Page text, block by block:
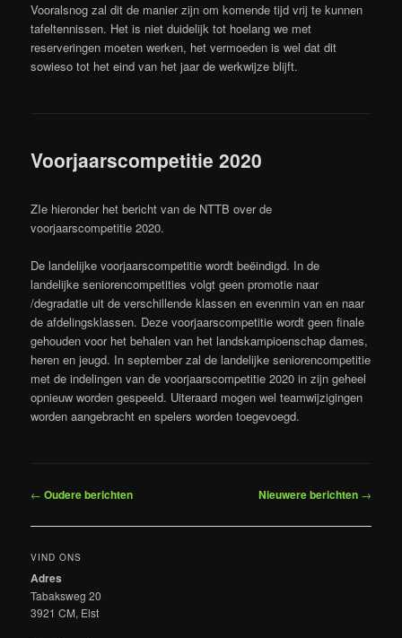
Vooralsnog zal dit de manier zijn om komende tijd vrij te kunnen
tafeltennissen. Het is niet duidelijk tot hoelang we met
reserveringen moeten werken, het vermoeden is wel dat dit
sowieso tot het eind van het jaar de werkwijze blijft.
Voorjaarscompetitie 2020
ZIe hieronder het bericht van de NTTB over de
voorjaarscompetitie 2020.
De landelijke voorjaarscompetitie wordt beëindigd. In de
landelijke seniorencompetities volgt geen promotie naar
/degradatie uit de verschillende klassen en evenmin van en naar
de afdelingsklassen. Deze voorjaarscompetitie wordt geen finale
gehouden voor het behalen van het landskampioenschap dames,
heren en jeugd. In september zal de landelijke seniorencompetitie
met de indelingen van de voorjaarscompetitie 2020 in zijn geheel
opnieuw worden gespeeld. Uiteraard mogen wel teamwijzigingen
worden aangebracht en spelers worden toegevoegd.
Bericht
← Oudere berichten Nieuwere berichten →
VIND ONS
Adres
Tabaksweg 20
3921 CM, Elst